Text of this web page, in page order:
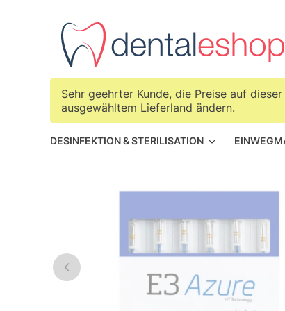
Sehr geehrter Kunde, die Preise auf
ausgewähltem Lieferland ändern.
DESINFEKTION & STERILISATION